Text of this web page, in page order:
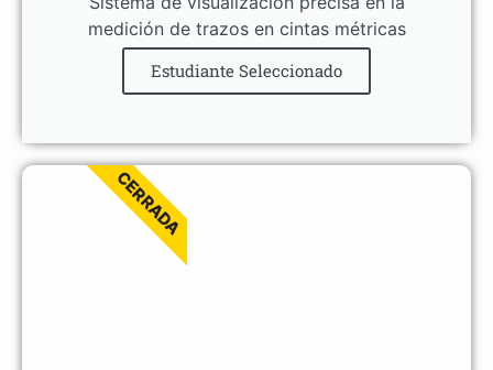
medición de trazos en cintas métricas
Estudiante Seleccionado
CERRADA